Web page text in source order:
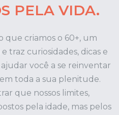
PELA VIDA.
que criamos o 60+, um
traz curiosidades, dicas e
você a se reinventar
toda a sua plenitude.
que nossos limites,
pela idade, mas pelos